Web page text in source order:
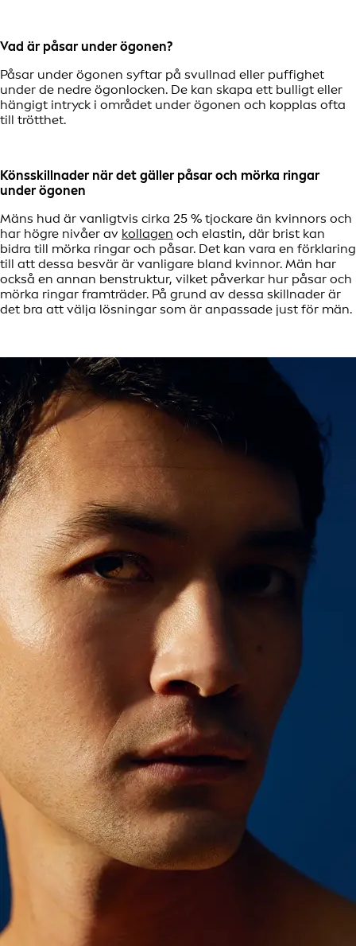
Vad är påsar under ögonen?
Påsar under ögonen syftar på svullnad eller puffighet
under de nedre ögonlocken. De kan skapa ett bulligt eller
hängigt intryck i området under ögonen och kopplas ofta
till trötthet.
Könsskillnader när det gäller påsar och mörka ringar
under ögonen
Mäns hud är vanligtvis cirka 25 % tjockare än kvinnors och
har högre nivåer av kollagen och elastin, där brist kan
bidra till mörka ringar och påsar. Det kan vara en förklaring
till att dessa besvär är vanligare bland kvinnor. Män har
också en annan benstruktur, vilket påverkar hur påsar och
mörka ringar framträder. På grund av dessa skillnader är
det bra att välja lösningar som är anpassade just för män.